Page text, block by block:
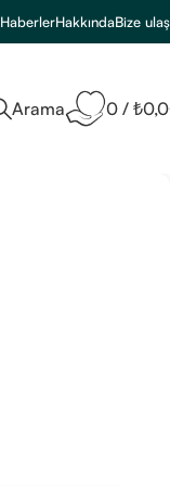
HaberlerHakkındaBize
Arama 0 / ₺